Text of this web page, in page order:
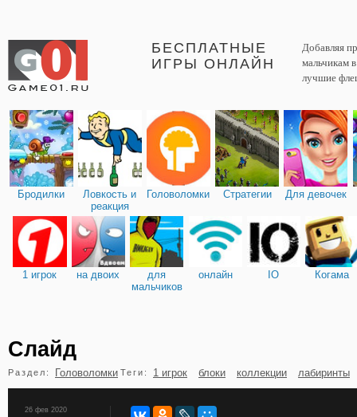
БЕСПЛАТНЫЕ
ИГРЫ ОНЛАЙН
Добавляя
мальчикам
лучшие
Бродилки
Ловкость и
реакция
Головоломки Стратегии Для девочек
1 игрок на двоих
для
мальчиков
онлайн IO Когама
бильярд карты
Слайд
Раздел: Головоломки Теги: 1 игрок блоки коллекции лабиринты
26 фев 2020